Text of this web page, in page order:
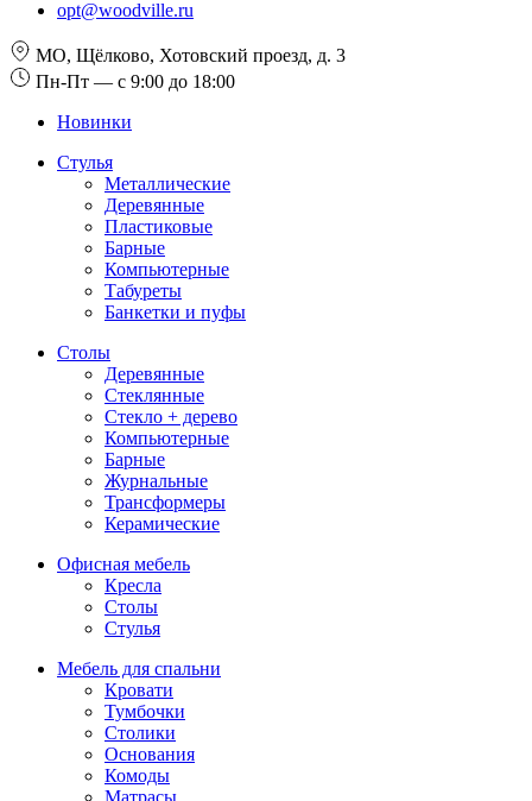
opt@woodville.ru
МО, Щёлково, Хотовский проезд, д. 3
Пн-Пт — с 9:00 до 18:00
Новинки
Стулья
Металлические
Деревянные
Пластиковые
Барные
Компьютерные
Табуреты
Банкетки и пуфы
Столы
Деревянные
Стеклянные
Стекло + дерево
Компьютерные
Барные
Журнальные
Трансформеры
Керамические
Офисная мебель
Кресла
Столы
Стулья
Мебель для спальни
Кровати
Тумбочки
Столики
Основания
Комоды
Матрасы